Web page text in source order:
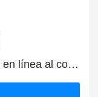
Disfrute de un 7% de descuento en línea al comprar Seoul Zoo (Included Sky Lift) Ticket Seoul